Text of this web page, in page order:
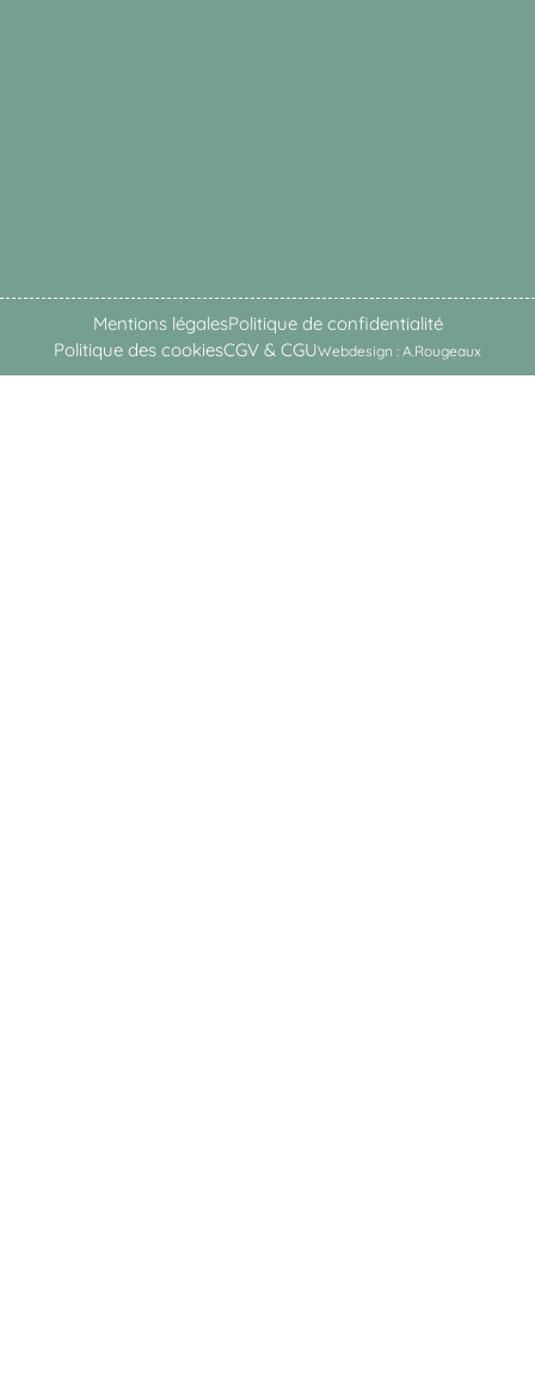
Mentions légalesPolitique de confidentialité
Politique des cookiesCGV & CGUWebdesign : A.Rougeaux